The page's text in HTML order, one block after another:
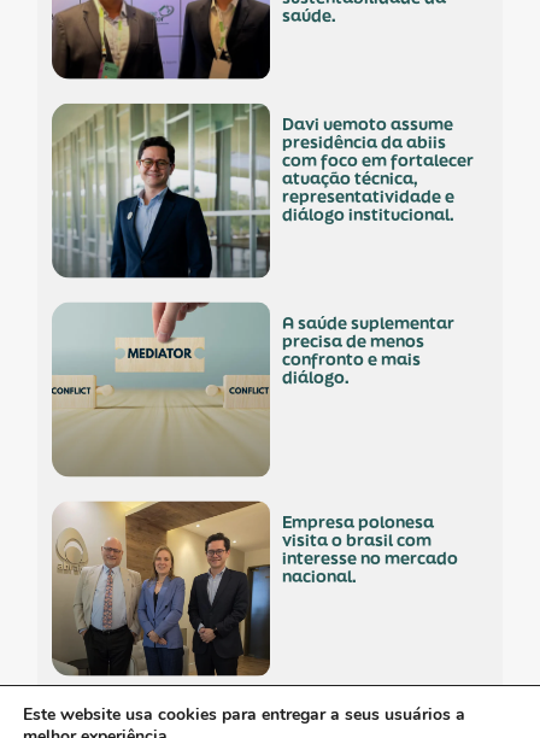
saúde.
davi uemoto assume
presidência da abiis
com foco em fortalecer
atuação técnica,
representatividade e
diálogo institucional.
a saúde suplementar
precisa de menos
confronto e mais
diálogo.
empresa polonesa
visita o brasil com
interesse no mercado
nacional.
os custos invisíveis da
Este website usa cookies para entregar a seus usuários a